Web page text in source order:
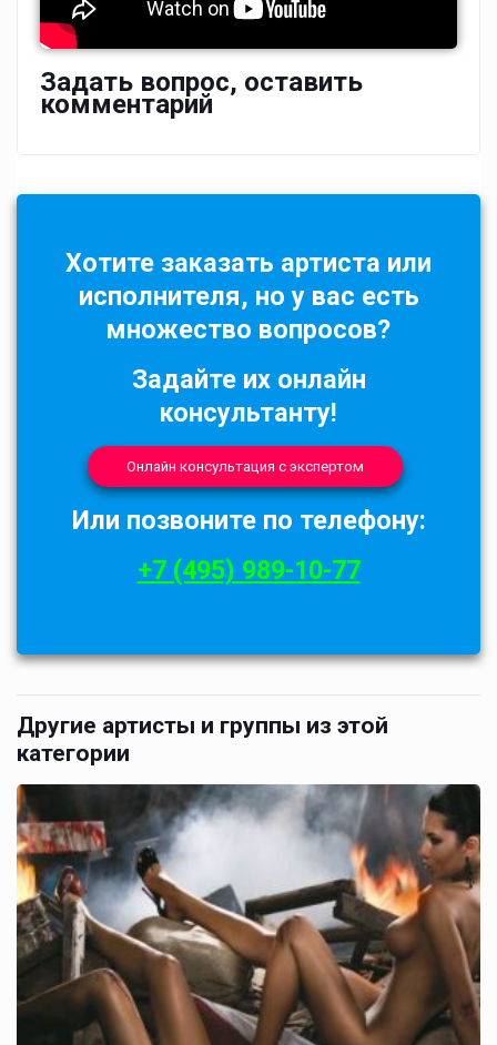
Задать вопрос, оставить
комментарий
Хотите заказать артиста или
исполнителя, но у вас есть
множество вопросов?
Задайте их онлайн
консультанту!
Онлайн консультация с экспертом
Или позвоните по телефону:
+7 (495) 989-10-77
Другие артисты и группы из этой
категории